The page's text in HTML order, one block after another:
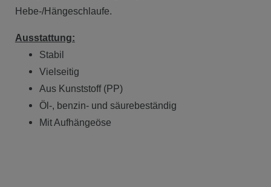
Hebe-/Hängeschlaufe.
Ausstattung:
Stabil
Vielseitig
Aus Kunststoff (PP)
Öl-, benzin- und säurebeständig
Mit Aufhängeöse